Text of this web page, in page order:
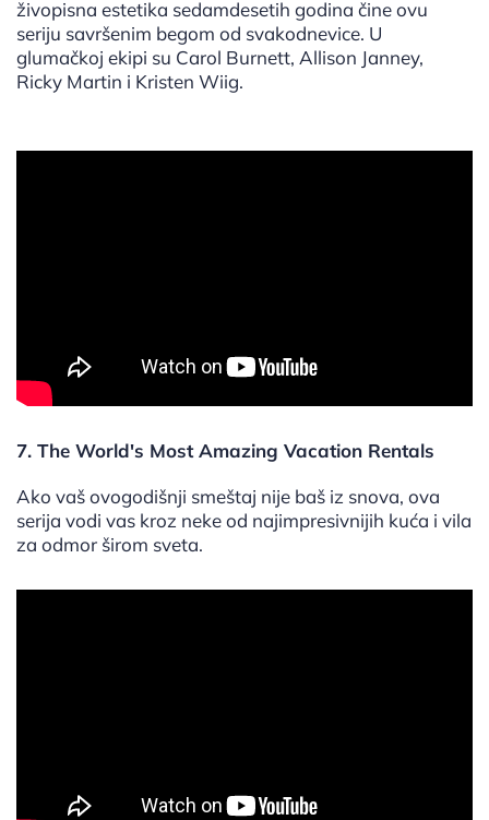
živopisna estetika sedamdesetih godina čine ovu
seriju savršenim begom od svakodnevice. U
glumačkoj ekipi su Carol Burnett, Allison Janney,
Ricky Martin i Kristen Wiig.
7. The World's Most Amazing Vacation Rentals
Ako vaš ovogodišnji smeštaj nije baš iz snova, ova
serija vodi vas kroz neke od najimpresivnijih kuća i vila
za odmor širom sveta.